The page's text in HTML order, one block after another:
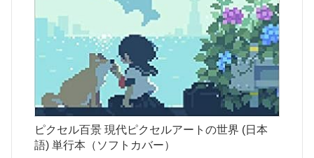
ピクセル百景 現代ピクセルアートの世界 (日本
語) 単行本（ソフトカバー）